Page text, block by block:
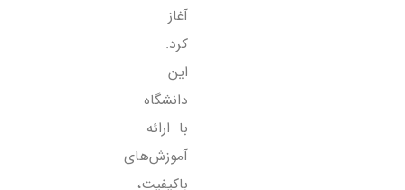
آغاز
کرد.
این
دانشگاه
با ارائه
آموزش‌های
باکیفیت،